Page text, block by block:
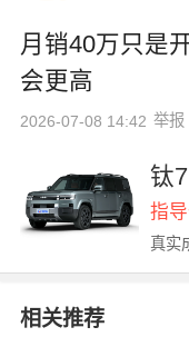
月销40万只是
会更高
2026-07-08 14:42 举报
钛7
指
真实
相关推荐